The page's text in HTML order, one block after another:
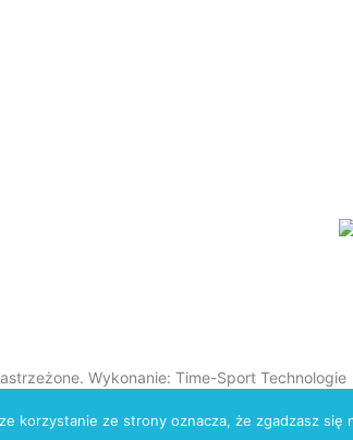
Wykonanie: Time-Sport Technologie
korzystanie ze strony oznacza, że zgadzasz się